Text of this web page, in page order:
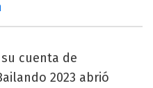
cuenta de
2023 abrió